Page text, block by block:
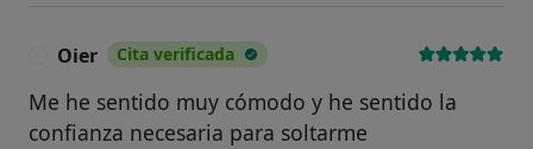
Oier Cita verificada
Me he sentido muy cómodo y he sentido la
confianza necesaria para soltarme